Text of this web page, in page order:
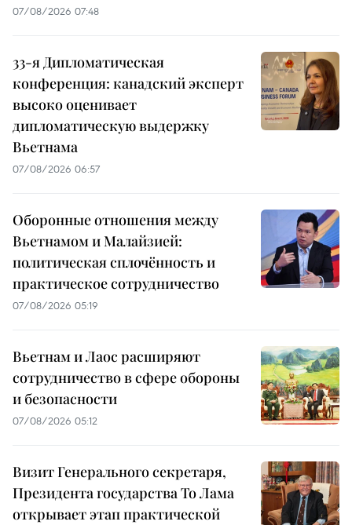
07/08/2026 07:48
33-я Дипломатическая
конференция: канадский эксперт
высоко оценивает
дипломатическую выдержку
Вьетнама
07/08/2026 06:57
Оборонные отношения между
Вьетнамом и Малайзией:
политическая сплочённость и
практическое сотрудничество
07/08/2026 05:19
Вьетнам и Лаос расширяют
сотрудничество в сфере обороны
и безопасности
07/08/2026 05:12
Визит Генерального секретаря,
Президента государства То Лама
открывает этап практической